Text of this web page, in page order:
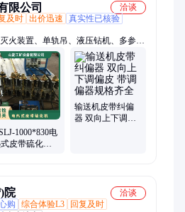
限公司
洽谈
及时 出价迅速
真实性已核验
火装置、单轨吊、液压钻机、多参数
、风机、翻车机、隔爆装置、氧气充
门、无压风门、防水密闭门、洒水降
供水自救装置、耙矿绞车、氢氧化钙
、三用阀、阻化剂、避难硐室座椅
1000*830电
皮带硫化机
输送机皮带纠偏
器 双向上下调偏
院
洽谈
购 综合体验L3
回复及时